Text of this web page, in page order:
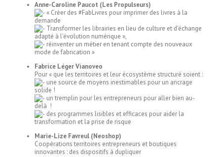
Anne-Caroline Paucot (Les Propulseurs)
« Créer des #FabLivres pour imprimer des livres à la
demande
Transformer les librairies en lieu de culture et d’échange
adapté à l’évolution numérique »,
réinventer un métier en tenant compte des nouveaux
mode de fabrication »
Fabrice Léger Vianoveo
Pour « que les territoires et leur écosystème structuré soient :
une source de moyens inestimables pour un ancrage
solide !
un tremplin pour les entrepreneurs pour aller bien au-
delà !
des programmes lisibles et efficaces pour aider la
transformation et la prise de risque
Marie-Lize Favreul (Neoshop)
Coopérations territoires entrepreneurs et boutiques
innovantes : des dispositifs à dupliquer